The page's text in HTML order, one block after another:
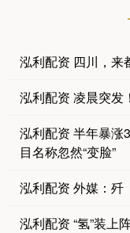
泓利配资 四川，来
泓利配资 凌晨突发
泓利配资 半年暴涨
目名称忽然“变脸”
泓利配资 外媒：歼
泓利配资 “氢”装上